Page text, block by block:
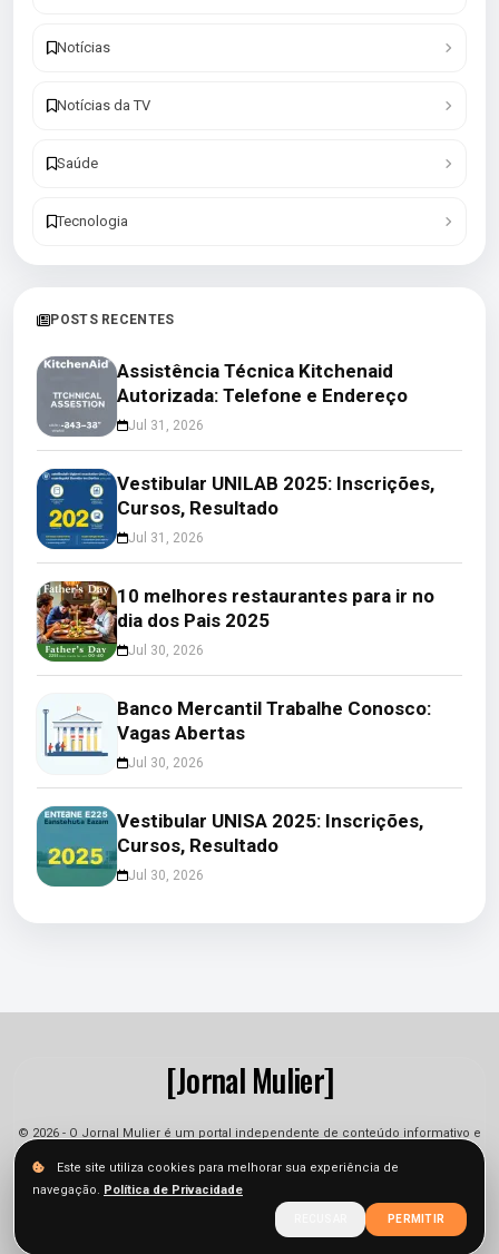
Notícias
Notícias da TV
Saúde
Tecnologia
POSTS RECENTES
Assistência Técnica Kitchenaid
Autorizada: Telefone e Endereço
Jul 31, 2026
Vestibular UNILAB 2025: Inscrições,
Cursos, Resultado
Jul 31, 2026
10 melhores restaurantes para ir no
dia dos Pais 2025
Jul 30, 2026
Banco Mercantil Trabalhe Conosco:
Vagas Abertas
Jul 30, 2026
Vestibular UNISA 2025: Inscrições,
Cursos, Resultado
Jul 30, 2026
[Jornal Mulier]
© 2026 - O Jornal Mulier é um portal independente de conteúdo informativo e
jornalístico. As informações podem sofrer alterações.
Privacidade
Este site utiliza cookies para melhorar sua experiência de
navegação. Política de Privacidade
PERMITIR